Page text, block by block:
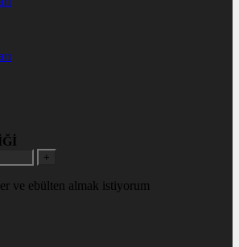
+
ve ebülten almak istiyorum